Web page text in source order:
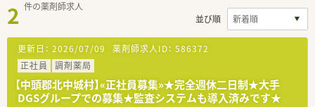
2 件の薬剤師求人
並び順
更新日： 2026/07/09 薬剤師求人ID： 586372
正社員
調剤薬局
【中頭郡北中城村】«正社員募集»★完全週休二日制★大手
DGSグループでの募集★監査システムも導入済みです★